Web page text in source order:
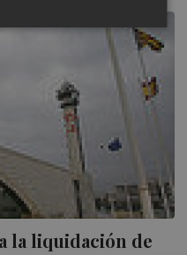
la liquidación de